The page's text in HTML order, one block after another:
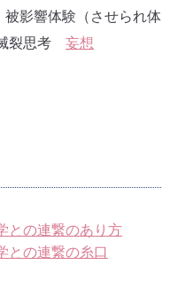
四部）．思想, 1948～1
すず書房, 1976. 所載）
の自律性の意識の障
modules/journal/in
の自律性の意識の障
性の意識について．精
8.Auflage,
影響体験（させられ体
裂思考 妄想
との連繋のあり方
との連繋の糸口